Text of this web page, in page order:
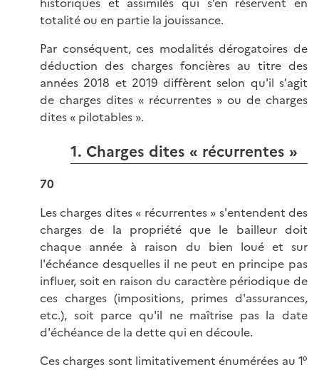
totalité ou en partie la jouissance.
Par conséquent, ces modalités dérogatoires de
déduction des charges foncières au titre des
années 2018 et 2019 diffèrent selon qu'il s'agit
de charges dites « récurrentes » ou de charges
dites « pilotables ».
1. Charges dites « récurrentes »
70
Les charges dites « récurrentes » s'entendent des
charges de la propriété que le bailleur doit
chaque année à raison du bien loué et sur
l'échéance desquelles il ne peut en principe pas
influer, soit en raison du caractère périodique de
ces charges (impositions, primes d'assurances,
etc.), soit parce qu'il ne maîtrise pas la date
d'échéance de la dette qui en découle.
Ces charges sont limitativement énumérées au 1°